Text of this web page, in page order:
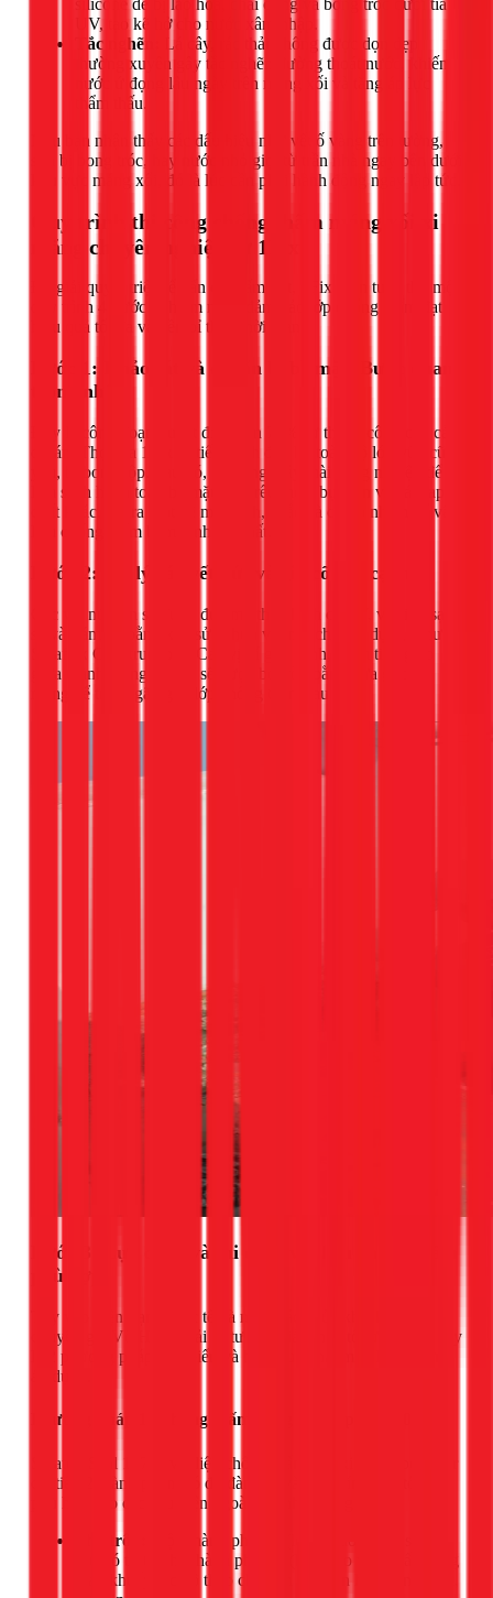
silicone dễ bị lão hóa, chai cứng và bong tróc dưới tia
UV, tạo kẽ hở cho nước xâm nhập.
Tắc nghẽn:
Lá cây, rác thải không được dọn dẹp
thường xuyên gây tắc nghẽn đường thoát nước, khiến
nước ứ đọng lâu ngày trên máng xối và tăng áp lực
thẩm thấu.
Nếu bạn nhận thấy các dấu hiệu như vết ố vàng trên tường,
sơn bị bong tróc, hay nước nhỏ giọt từ trần nhà ngay bên dưới
khu vực máng xối, đó là lúc cần phải hành động ngay lập tức.
Quy trình thi công chống thấm máng xối xi
măng chuyên nghiệp từ 1Fix
Để giải quyết triệt để vấn đề thấm dột, 1Fix luôn tuân thủ một
quy trình 4 bước nghiêm ngặt, đảm bảo lớp chống thấm đạt
hiệu quả tối đa và bền bỉ theo thời gian.
Bước 1: Khảo sát và chuẩn bị bề mặt (Bước quan
trọng nhất)
Đây là công đoạn quyết định đến 70% sự thành công của cả
dự án. Thợ của 1Fix sẽ tiến hành đục bỏ toàn bộ lớp vữa cũ,
yếu, bị bong rộp. Sau đó, sử dụng máy mài công nghiệp để
làm sạch hoàn toàn bề mặt khỏi rêu mốc, bụi bẩn và các tạp
chất khác, tạo ra một bề mặt sạch, chắc và có độ nhám để vật
liệu chống thấm bám dính tốt nhất.
Bước 2: Xử lý các vết nứt và gia cố góc cạnh
Các vết nứt lớn sẽ được đục mở theo hình chữ V, vệ sinh sạch
sẽ và trám lại bằng keo sửa chữa vết nứt chuyên dụng (như
Sikaflex Construction). Các vị trí góc cạnh, điểm tiếp giáp
giữa thành máng và sàn sẽ được bo tròn bằng vữa gốc xi
măng để tránh gãy gập lớp chống thấm sau này.
Bước 3: Lựa chọn và thi công vật liệu chống thấm
phù hợp
Tùy vào hiện trạng thực tế và ngân sách của khách hàng,
chuyên gia Võ Hồng Hải sẽ tư vấn giải pháp tối ưu. Dưới đây
là 2 phương pháp phổ biến và hiệu quả nhất mà 1Fix thường
áp dụng.
Phương pháp 1: Chống thấm bằng Sikatop Seal 107
Sikatop Seal 107 là vật liệu chống thấm gốc xi măng polymer
cải tiến 2 thành phần, có độ đàn hồi và bám dính cực tốt, rất
phù hợp cho các cấu kiện ngoài trời như máng xối.
Pha trộn:
Trộn thành phần A (lỏng) vào thùng sạch,
sau đó từ từ cho thành phần B (bột) vào và khuấy bằng
máy khuấy tốc độ thấp cho đến khi hỗn hợp đồng nhất,